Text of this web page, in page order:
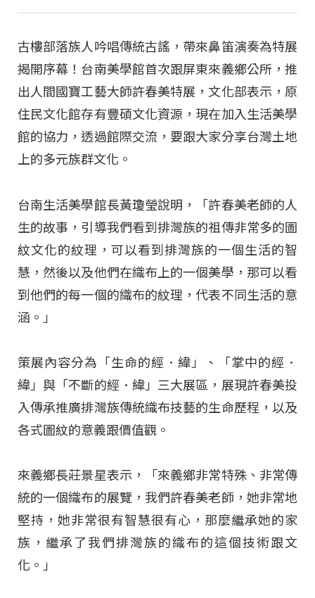
古樓部落族人吟唱傳統古謠，帶來鼻笛演奏為特展
揭開序幕！台南美學館首次跟屏東來義鄉公所，推
出人間國寶工藝大師許春美特展，文化部表示，原
住民文化館存有豐碩文化資源，現在加入生活美學
館的協力，透過館際交流，要跟大家分享台灣土地
上的多元族群文化。
台南生活美學館長黃瓊瑩說明，「許春美老師的人
生的故事，引導我們看到排灣族的祖傳非常多的圖
紋文化的紋理，可以看到排灣族的一個生活的智
慧，然後以及他們在織布上的一個美學，那可以看
到他們的每一個的織布的紋理，代表不同生活的意
涵。」
策展內容分為「生命的經．緯」、「掌中的經．
緯」與「不斷的經．緯」三大展區，展現許春美投
入傳承推廣排灣族傳統織布技藝的生命歷程，以及
各式圖紋的意義跟價值觀。
來義鄉長莊景星表示，「來義鄉非常特殊、非常傳
統的一個織布的展覽，我們許春美老師，她非常地
堅持，她非常很有智慧很有心，那麼繼承她的家
族，繼承了我們排灣族的織布的這個技術跟文
化。」